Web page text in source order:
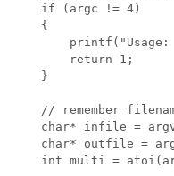
    if (argc != 4)
    {
        return 1;
    }
// remember
char* infile =
char* outfile =
int multi =